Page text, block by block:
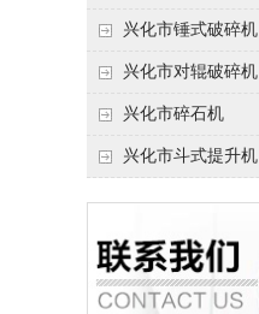
兴化市锤式破碎机
兴化市对辊破碎机
兴化市碎石机
兴化市斗式提升机